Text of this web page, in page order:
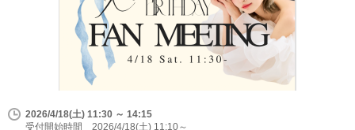
2026/4/18(土) 11:30 ～ 14:15
受付開始時間 2026/4/18(土) 11:10～